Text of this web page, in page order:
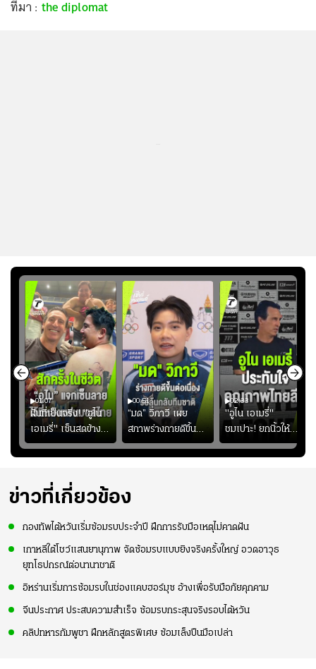
ที่มา : the diplomat
01:07
ฝันที่เป็นจริง! "อูไน
เอเมรี่" เซ็นสดข้าง
รอยสักบนแผ่นหลัง
"คุณเต๊ะ" แฟนพันธุ์
00:51
“มด” วิภาวี เผย
สภาพร่างกายดีขึ้น
อย่างต่อเนื่อง พร้อม
พยายามลงสนามให้
ความมั่นใจ
02:33
"อูไน เอเมรี่"
ชมเปาะ! ยกนิ้วให้
แท็กติกบีจี แฮปปี้
สุดๆ กับการเยือนไทย
ข่าวที่เกี่ยวข้อง
กองทัพไต้หวันเริ่มซ้อมรบประจำปี ฝึกการรับมือเหตุไม่คาดฝัน
เกาหลีใต้โชว์แสนยานุภาพ จัดซ้อมรบแบบยิงจริงครั้งใหญ่ อวดอาวุธ
ยุทโธปกรณ์ต่อนานาชาติ
อิหร่านเริ่มการซ้อมรบในช่องแคบฮอร์มุซ อ้างเพื่อรับมือภัยคุกคาม
จีนประกาศ ประสบความสำเร็จ ซ้อมรบกระสุนจริงรอบไต้หวัน
คลิปทหารกัมพูชา ฝึกหลักสูตรพิเศษ ซ้อมเล็งปืนมือเปล่า